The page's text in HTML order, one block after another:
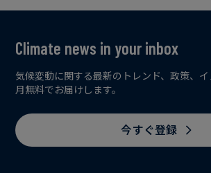
Climate news in your inbox
気候変動に関する最新のトレンド、政策、
月無料でお届けします。
今すぐ登録